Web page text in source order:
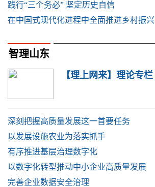
践行“三个务必” 坚定历史自信
在中国式现代化进程中全面推进乡村振兴
智理山东
【理上网来】理论专栏
深刻把握高质量发展这一首要任务
以发展设施农业为落实抓手
有序推进基层治理数字化
以数字化转型推动中小企业高质量发展
完善企业数据安全治理